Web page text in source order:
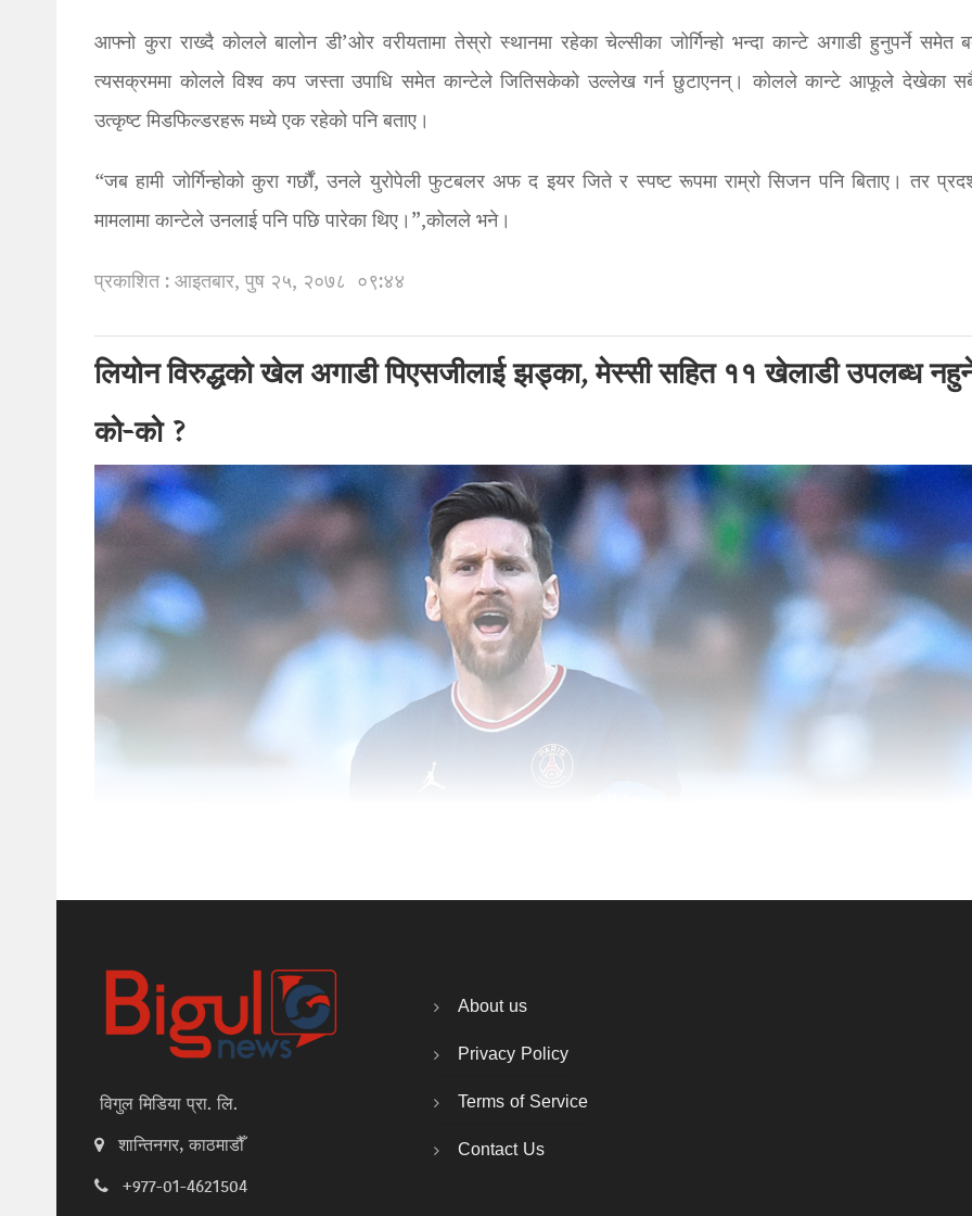
आफ्नो कुरा राख्दै कोलले बालोन डी’ओर वरीयतामा तेस्रो स्थानमा रहेका चेल्सीका जोर्गिन्हो भन्दा कान्टे अगाडी हुनुपर्ने समेत
त्यसक्रममा कोलले विश्व कप जस्ता उपाधि समेत कान्टेले जितिसकेको उल्लेख गर्न छुटाएनन्। कोलले कान्टे आफूले देखेका
उत्कृष्ट मिडफिल्डरहरू मध्ये एक रहेको पनि बताए।
“जब हामी जोर्गिन्होको कुरा गर्छौं, उनले युरोपेली फुटबलर अफ द इयर जिते र स्पष्ट रूपमा राम्रो सिजन पनि बिताए। तर
मामलामा कान्टेले उनलाई पनि पछि पारेका थिए।”,कोलले भने।
प्रकाशित : आइतबार, पुष २५, २०७८ ०९:४४
लियोन विरुद्धको खेल अगाडी पिएसजीलाई झड्का, मेस्सी सहित ११ खेलाडी उपलब्ध
को-को ?
विगुल मिडिया प्रा. लि.
शान्तिनगर, काठमाडौँ
+977-01-4621504
About us
Privacy Policy
Terms of Service
Contact Us